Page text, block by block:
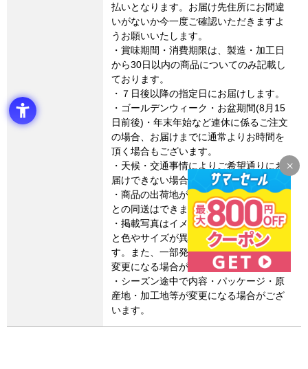
払いとなります。お届け先住所にお間違
いがないか今一度ご確認いただきますよ
うお願いいたします。
・賞味期間・消費期限は、製造・加工日
から30日以内の商品についてのみ記載し
ております。
・７日後以降の指定日にお届けします。
・ゴールデンウィーク・お盆期間(8月15
日前後)・年末年始など連休に係るご注文
の場合、お届けまでに通常よりお時間を
頂く場合もございます。
・天候・交通事情によりご希望通りにお
届けできない場合があります。
・商品の出荷地が異なるため、他の商品
との同送はできません。
・掲載写真はイメージです。実際の商品
と色やサイズが異なる場合がございま
す。また、一部発送の箱デザインが若干
変更になる場合がございます。
・シーズン途中で内容・パッケージ・原
産地・加工地等が変更になる場合がござ
います。